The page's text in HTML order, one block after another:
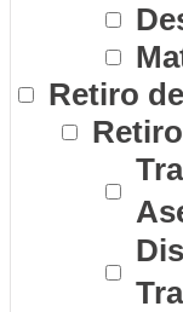
Retiro